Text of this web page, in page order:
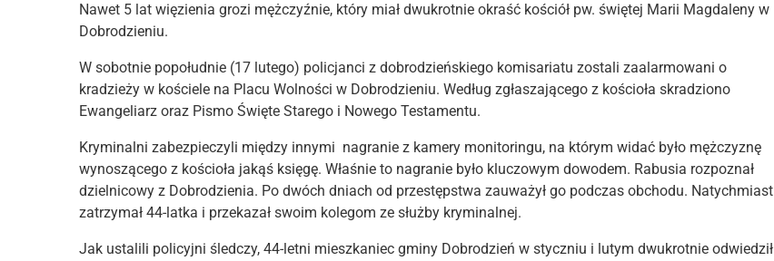
Nawet 5 lat więzienia grozi mężczyźnie, który miał dwukrotnie okraść kościół pw. świętej Marii Magdaleny w
Dobrodzieniu.
W sobotnie popołudnie (17 lutego) policjanci z dobrodzieńskiego komisariatu zostali zaalarmowani o
kradzieży w kościele na Placu Wolności w Dobrodzieniu. Według zgłaszającego z kościoła skradziono
Ewangeliarz oraz Pismo Święte Starego i Nowego Testamentu.
Kryminalni zabezpieczyli między innymi nagranie z kamery monitoringu, na którym widać było mężczyznę
wynoszącego z kościoła jakąś księgę. Właśnie to nagranie było kluczowym dowodem. Rabusia rozpoznał
dzielnicowy z Dobrodzienia. Po dwóch dniach od przestępstwa zauważył go podczas obchodu. Natychmiast
zatrzymał 44-latka i przekazał swoim kolegom ze służby kryminalnej.
Jak ustalili policyjni śledczy, 44-letni mieszkaniec gminy Dobrodzień w styczniu i lutym dwukrotnie odwiedził